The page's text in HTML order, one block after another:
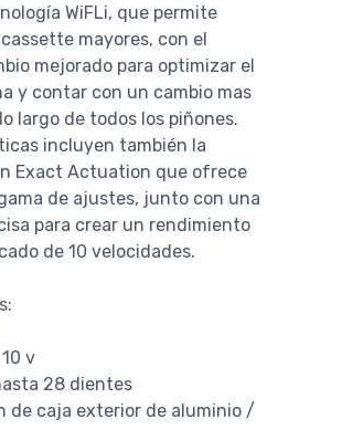
WiFLi, que permite
mayores, con el
mejorado para optimizar el
y contar con un cambio mas
largo de todos los piñones.
incluyen también la
Exact Actuation que ofrece
de ajustes, junto con una
para crear un rendimiento
de 10 velocidades.
v
28 dientes
de caja exterior de aluminio /